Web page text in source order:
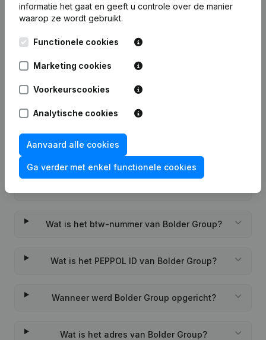
2024
Eigen
760.449
Personeel
Veelgestelde vragen
Wat is het btw-nummer van Bolder Group?
Wat is het PEPPOL ID van Bolder Group?
Wanneer werd Bolder Group opgericht?
Wat is het adres van Bolder Group?
informatie het gaat en geeft u controle over de manier
waarop ze wordt gebruikt.
Functionele cookies
Marketing cookies
Voorkeurscookies
Analytische cookies
Aanvaard alle cookies
Ga verder met enkel functionele cookies